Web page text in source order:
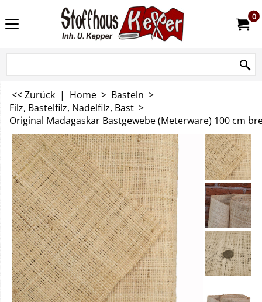
0
<< Zurück | Home > Basteln >
Filz, Bastelfilz, Nadelfilz, Bast >
Original Madagaskar Bastgewebe (Meterware) 100 cm